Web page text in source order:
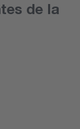
de la